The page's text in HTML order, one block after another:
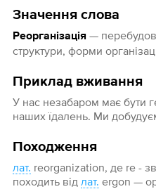
Значення слова
Реорганізація—
структури, форми
Приклад вживання
У нас незабаром має бути
наших їдалень. Ми
Походження
лат. reorganization, де re -
походить від лат. ergon —